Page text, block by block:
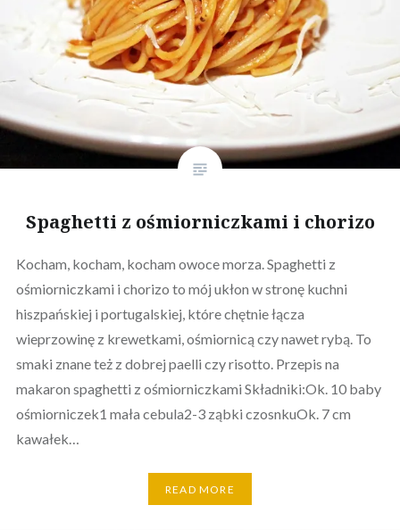
Spaghetti z ośmiorniczkami i chorizo
Kocham, kocham, kocham owoce morza. Spaghetti z
ośmiorniczkami i chorizo to mój ukłon w stronę kuchni
hiszpańskiej i portugalskiej, które chętnie łącza
wieprzowinę z krewetkami, ośmiornicą czy nawet rybą. To
smaki znane też z dobrej paelli czy risotto. Przepis na
makaron spaghetti z ośmiorniczkami Składniki:Ok. 10 baby
ośmiorniczek1 mała cebula2-3 ząbki czosnkuOk. 7 cm
kawałek…
READ MORE